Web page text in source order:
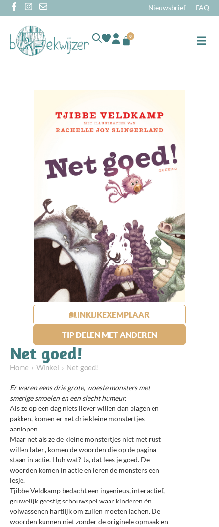
Nieuwsbrief FAQ
0
INKIJKEXEMPLAAR
TIP DELEN MET ANDEREN
Net goed!
Home Winkel Net goed!
Er waren eens drie grote, woeste monsters met
smerige smoelen en een slecht humeur.
Als ze op een dag niets liever willen dan plagen en
pakken, komen er net drie kleine monstertjes
aanlopen…
Maar net als ze de kleine monstertjes niet met rust
willen laten, komen de woorden die op de pagina
staan in actie. Huh wat? Ja, dat lees je goed. De
woorden komen in actie en leren de monsters een
lesje.
Tjibbe Veldkamp bedacht een ingenieus, interactief,
gruwelijk geestig schouwspel waar kinderen én
volwassenen hartlijk om zullen moeten lachen. De
woorden kunnen niet zonder de originele opmaak en